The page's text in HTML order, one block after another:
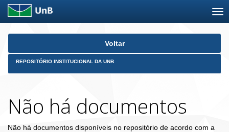
Skip
Voltar
REPOSITÓRIO INSTITUCIONAL DA UNB
Não há documentos
Não há documentos disponíveis no repositório de acordo com a